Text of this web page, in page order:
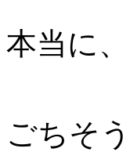
本当に、
ごちそ